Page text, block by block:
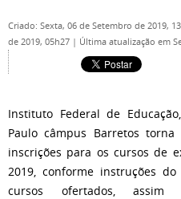
Criado: Sexta, 06 de Setembro de 2019,
de 2019, 05h27 | Última atualização em
Instituto Federal de
Paulo câmpus Barretos
inscrições para os cursos de
2019, conforme instruções
cursos ofertados,